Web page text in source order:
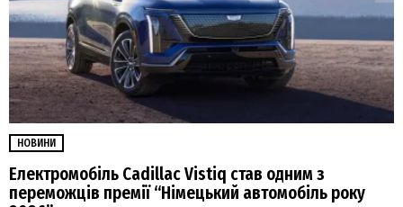
НОВИНИ
Електромобіль Cadillac Vistiq став одним з
переможців премії “Німецький автомобіль року